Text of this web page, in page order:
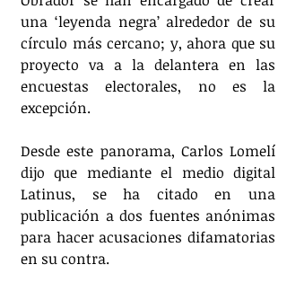
una ‘leyenda negra’ alrededor de su
círculo más cercano; y, ahora que su
proyecto va a la delantera en las
encuestas electorales, no es la
excepción.
Desde este panorama, Carlos Lomelí
dijo que mediante el medio digital
Latinus, se ha citado en una
publicación a dos fuentes anónimas
para hacer acusaciones difamatorias
en su contra.